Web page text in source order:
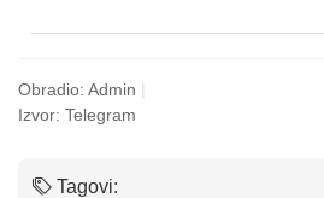
Obradio: Admin |
Izvor: Telegram
Tagovi: